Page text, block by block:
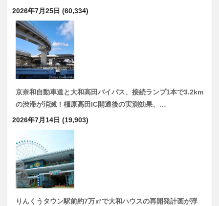
2026年7月25日 (60,334)
京奈和自動車道と大和高田バイパス、接続ランプ1本で3.2km
の渋滞が消滅！橿原高田IC開通後の実測効果、…
2026年7月14日 (19,903)
りんくうタウン駅前約7万㎡で大和ハウスの再開発計画が浮